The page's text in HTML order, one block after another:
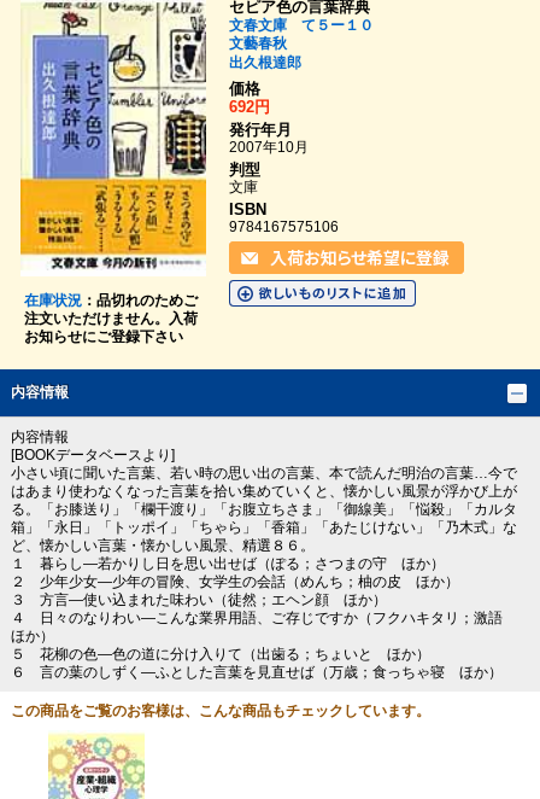
在庫状況：品切れのためご
注文いただけません。入荷
お知らせにご登録下さい
セピア色の言葉辞典
文春文庫 て５ー１０
文藝春秋
出久根達郎
価格
692円
発行年月
2007年10月
判型
文庫
ISBN
9784167575106
内容情報
内容情報
[BOOKデータベースより]
小さい頃に聞いた言葉、若い時の思い出の言葉、本で読んだ明治の言葉…今で
はあまり使わなくなった言葉を拾い集めていくと、懐かしい風景が浮かび上が
る。「お膝送り」「欄干渡り」「お腹立ちさま」「御線美」「悩殺」「カルタ
箱」「永日」「トッポイ」「ちゃら」「香箱」「あたじけない」「乃木式」な
ど、懐かしい言葉・懐かしい風景、精選８６。
１ 暮らし―若かりし日を思い出せば（ぽる；さつまの守 ほか）
２ 少年少女―少年の冒険、女学生の会話（めんち；柚の皮 ほか）
３ 方言―使い込まれた味わい（徒然；エヘン顔 ほか）
４ 日々のなりわい―こんな業界用語、ご存じですか（フクハキタリ；激語
ほか）
５ 花柳の色―色の道に分け入りて（出歯る；ちょいと ほか）
６ 言の葉のしずく―ふとした言葉を見直せば（万歳；食っちゃ寝 ほか）
この商品をご覧のお客様は、こんな商品もチェックしています。